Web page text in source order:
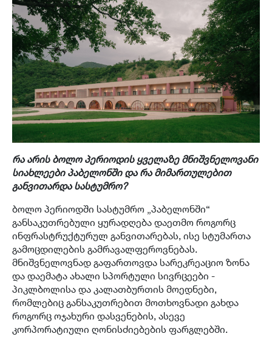
რა არის ბოლო პერიოდის ყველაზე მნიშვნელოვანი
სიახლეები პაბელონში და რა მიმართულებით
განვითარდა სასტუმრო?
ბოლო პერიოდში სასტუმრო „პაბელონში“
განსაკუთრებული ყურადღება დაეთმო როგორც
ინფრასტრუქტურულ განვითარებას, ისე სტუმართა
გამოცდილების გამრავალფეროვნებას.
მნიშვნელოვნად გაფართოვდა სარეკრეაციო ზონა
და დაემატა ახალი სპორტული სივრცეები -
პიკლბოლისა და კალათბურთის მოედნები,
რომლებიც განსაკუთრებით მოთხოვნადი გახდა
როგორც ოჯახური დასვენების, ასევე
კორპორატიული ღონისძიებების ფარგლებში.